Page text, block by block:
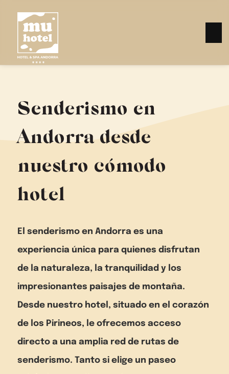
Senderismo en
Andorra desde
nuestro cómodo
hotel
El senderismo en Andorra es una
experiencia única para quienes disfrutan
de la naturaleza, la tranquilidad y los
impresionantes paisajes de montaña.
Desde nuestro hotel, situado en el corazón
de los Pirineos, le ofrecemos acceso
directo a una amplia red de rutas de
senderismo. Tanto si elige un paseo